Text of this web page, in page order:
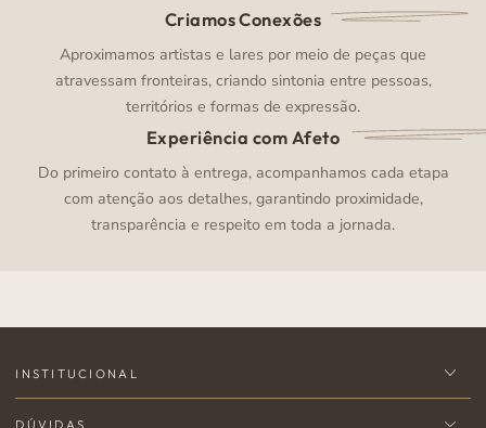
Criamos Conexões
Aproximamos artistas e lares por meio de peças que
atravessam fronteiras, criando sintonia entre pessoas,
territórios e formas de expressão.
Experiência com Afeto
Do primeiro contato à entrega, acompanhamos cada etapa
com atenção aos detalhes, garantindo proximidade,
transparência e respeito em toda a jornada.
INSTITUCIONAL